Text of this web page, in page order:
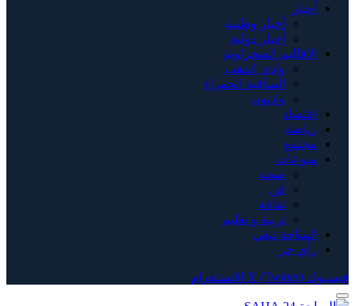
أخبار
أخبار وطنية
أخبار دولية
الاقاليم الصحراوية
وادي الذهب
الساقية الحمراء
وادنون
اقتصاد
رياضة
مجتمع
منوعات
صحة
فن
ثقافة
تربية و تعليم
الساحة تيفي
رأي حر
فيسبوك X (Twitter) الانستغرام